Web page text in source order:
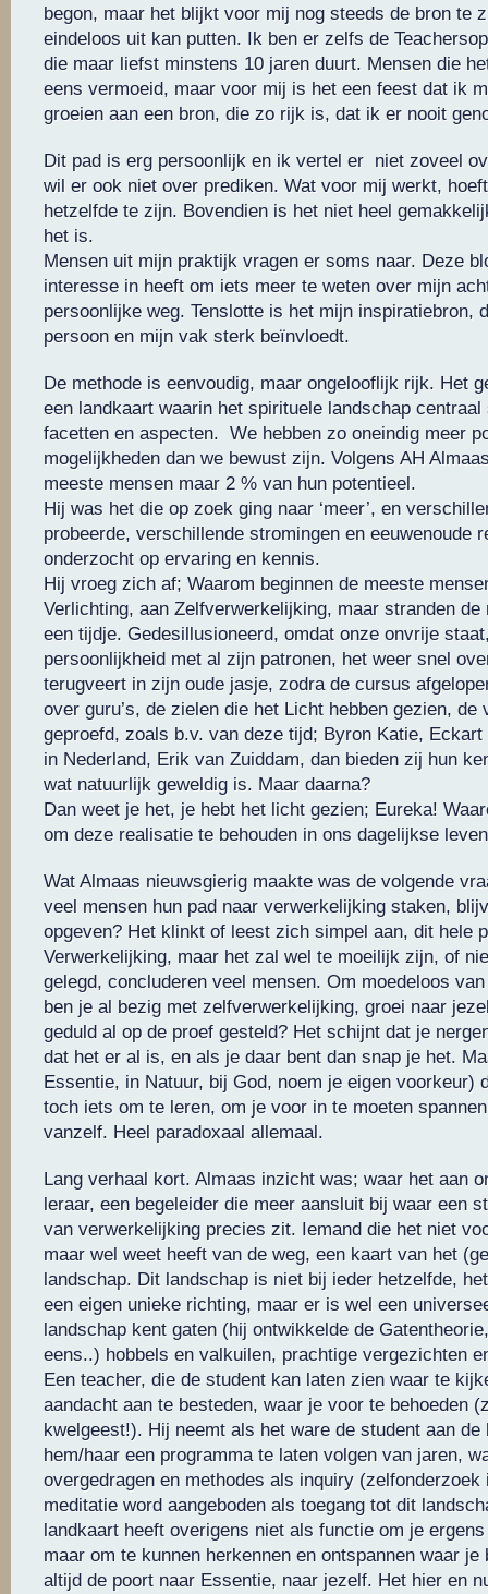
begon, maar het blijkt voor mij nog steeds de bron te
eindeloos uit kan putten. Ik ben er zelfs de
die maar liefst minstens 10 jaren duurt. Mensen die
eens vermoeid, maar voor mij is het een feest dat ik
groeien aan een bron, die zo rijk is, dat ik er nooit
Dit pad is erg persoonlijk en ik vertel er niet zoveel
wil er ook niet over prediken. Wat voor mij werkt,
hetzelfde te zijn. Bovendien is het niet heel
het is.
Mensen uit mijn praktijk vragen er soms naar. Deze
interesse in heeft om iets meer te weten over mijn
persoonlijke weg. Tenslotte is het mijn inspiratiebron,
persoon en mijn vak sterk beïnvloedt.
De methode is eenvoudig, maar ongelooflijk rijk. Het
een landkaart waarin het spirituele landschap
facetten en aspecten. We hebben zo oneindig meer
mogelijkheden dan we bewust zijn. Volgens AH
meeste mensen maar 2 % van hun potentieel.
Hij was het die op zoek ging naar ‘meer’, en
probeerde, verschillende stromingen en eeuwenoude
onderzocht op ervaring en kennis.
Hij vroeg zich af; Waarom beginnen de meeste
Verlichting, aan Zelfverwerkelijking, maar stranden de
een tijdje. Gedesillusioneerd, omdat onze onvrije
persoonlijkheid met al zijn patronen, het weer snel
terugveert in zijn oude jasje, zodra de cursus
over guru’s, de zielen die het Licht hebben gezien, de
geproefd, zoals b.v. van deze tijd; Byron Katie,
in Nederland, Erik van Zuiddam, dan bieden zij hun
wat natuurlijk geweldig is. Maar daarna?
Dan weet je het, je hebt het licht gezien; Eureka!
om deze realisatie te behouden in ons dagelijkse
Wat Almaas nieuwsgierig maakte was de volgende
veel mensen hun pad naar verwerkelijking staken,
opgeven? Het klinkt of leest zich simpel aan, dit hele
Verwerkelijking, maar het zal wel te moeilijk zijn, of
gelegd, concluderen veel mensen. Om moedeloos
ben je al bezig met zelfverwerkelijking, groei naar
geduld al op de proef gesteld? Het schijnt dat je
dat het er al is, en als je daar bent dan snap je het.
Essentie, in Natuur, bij God, noem je eigen voorkeur)
toch iets om te leren, om je voor in te moeten
vanzelf. Heel paradoxaal allemaal.
Lang verhaal kort. Almaas inzicht was; waar het aan
leraar, een begeleider die meer aansluit bij waar een
van verwerkelijking precies zit. Iemand die het niet
maar wel weet heeft van de weg, een kaart van het
landschap. Dit landschap is niet bij ieder hetzelfde,
een eigen unieke richting, maar er is wel een
landschap kent gaten (hij ontwikkelde de
eens..) hobbels en valkuilen, prachtige vergezichten
Een teacher, die de student kan laten zien waar te
aandacht aan te besteden, waar je voor te behoeden
kwelgeest!). Hij neemt als het ware de student aan de
hem/haar een programma te laten volgen van jaren,
overgedragen en methodes als inquiry (zelfonderzoek
meditatie word aangeboden als toegang tot dit
landkaart heeft overigens niet als functie om je
maar om te kunnen herkennen en ontspannen waar
altijd de poort naar Essentie, naar jezelf. Het hier en